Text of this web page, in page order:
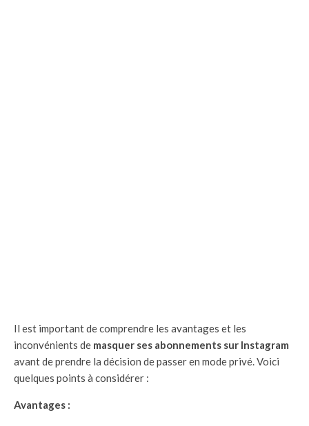
Il est important de comprendre les avantages et les
inconvénients de masquer ses abonnements sur Instagram
avant de prendre la décision de passer en mode privé. Voici
quelques points à considérer :
Avantages :